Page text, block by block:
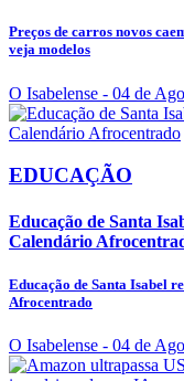
Preços de carros novos
veja modelos
O Isabelense - 04 de Ago
EDUCAÇÃO
Educação de Santa
Calendário
Educação de Santa Isabel
Afrocentrado
O Isabelense - 04 de Ago